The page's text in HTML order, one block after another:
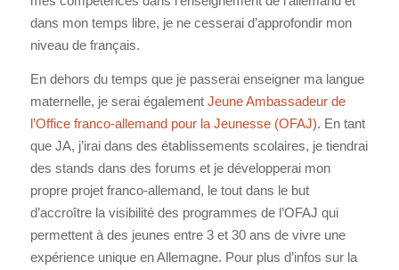
dans mon temps libre, je ne cesserai d’approfondir mon
niveau de français.
En dehors du temps que je passerai enseigner ma langue
maternelle, je serai également Jeune Ambassadeur de
l’Office franco-allemand pour la Jeunesse (OFAJ). En tant
que JA, j’irai dans des établissements scolaires, je tiendrai
des stands dans des forums et je développerai mon
propre projet franco-allemand, le tout dans le but
d’accroître la visibilité des programmes de l’OFAJ qui
permettent à des jeunes entre 3 et 30 ans de vivre une
expérience unique en Allemagne. Pour plus d’infos sur la